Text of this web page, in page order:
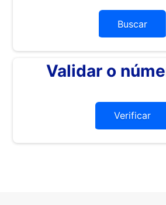
Buscar
Validar o
Verificar